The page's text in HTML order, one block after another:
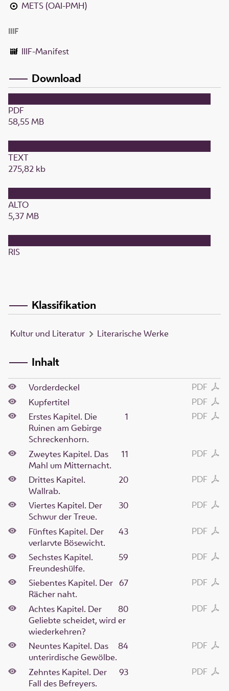
METS (OAI-PMH)
IIIF
IIIF-Manifest
Download
PDF
58,55 MB
TEXT
275,82 kb
ALTO
5,37 MB
RIS
Klassifikation
Kultur und Literatur Literarische Werke
Inhalt
PDF
Vorderdeckel
PDF
Kupfertitel
PDF
1
Erstes Kapitel. Die
Ruinen am Gebirge
Schreckenhorn.
PDF
11
Zweytes Kapitel. Das
Mahl um Mitternacht.
PDF
20
Drittes Kapitel.
Wallrab.
PDF
30
Viertes Kapitel. Der
Schwur der Treue.
PDF
43
Fünftes Kapitel. Der
verlarvte Bösewicht.
PDF
59
Sechstes Kapitel.
Freundeshülfe.
PDF
67
Siebentes Kapitel. Der
Rächer naht.
PDF
80
Achtes Kapitel. Der
Geliebte scheidet, wird er
wiederkehren?
PDF
84
Neuntes Kapitel. Das
unterirdische Gewölbe.
PDF
93
Zehntes Kapitel. Der
Fall des Befreyers.